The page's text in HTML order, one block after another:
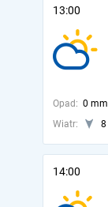
13:00
Opad: 0 mm
Wiatr:
14:00